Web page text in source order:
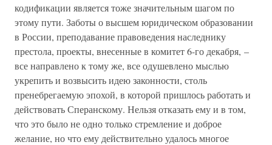
кодификации является тоже значительным шагом по
этому пути. Заботы о высшем юридическом образовании
в России, преподавание правоведения наследнику
престола, проекты, внесенные в комитет 6-го декабря, –
все направлено к тому же, все одушевлено мыслью
укрепить и возвысить идею законности, столь
пренебрегаемую эпохой, в которой пришлось работать и
действовать Сперанскому. Нельзя отказать ему и в том,
что это было не одно только стремление и доброе
желание, но что ему действительно удалось многое